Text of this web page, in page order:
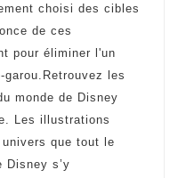
choisi des cibles
de ces
pour éliminer l'un
les
monde de Disney
Les illustrations
que tout le
Disney s’y